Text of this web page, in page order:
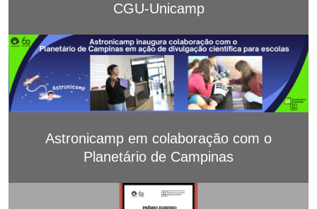
CGU-Unicamp
Astronicamp em colaboração com o
Planetário de Campinas